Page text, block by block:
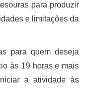
para produzir
e limitações da
para quem deseja
às 19 horas e mais
a atividade às